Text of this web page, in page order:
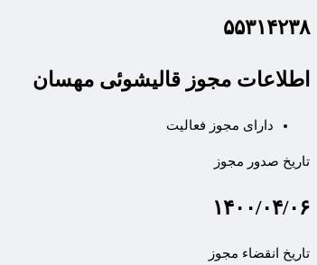
۵۵۳۱۴۲۳۸
اطلاعات مجوز قالیشوئی مهسان
دارای مجوز فعالیت
تاریخ صدور مجوز
۱۴۰۰/۰۴/۰۶
تاریخ انقضاء مجوز